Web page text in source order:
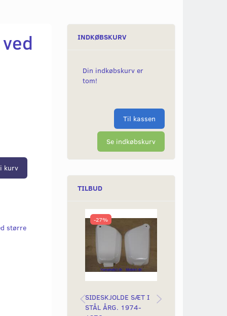
kurv
større
INDKØBSKURV
Din indkøbskurv er
tom!
Til kassen
Se indkøbskurv
TILBUD
-27%
SIDESKJOLDE SÆT I
STÅL ÅRG. 1974-